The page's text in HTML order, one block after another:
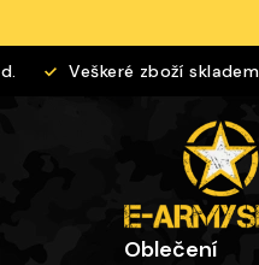
obsahVeškeré zboží skladem
Oblečení